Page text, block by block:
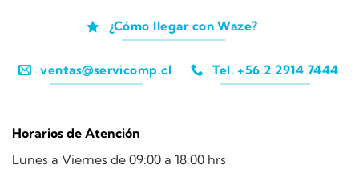
¿Cómo llegar con Waze?
ventas@servicomp.cl Tel. +56 2 2914 7444
Horarios de Atención
Lunes a Viernes de 09:00 a 18:00 hrs